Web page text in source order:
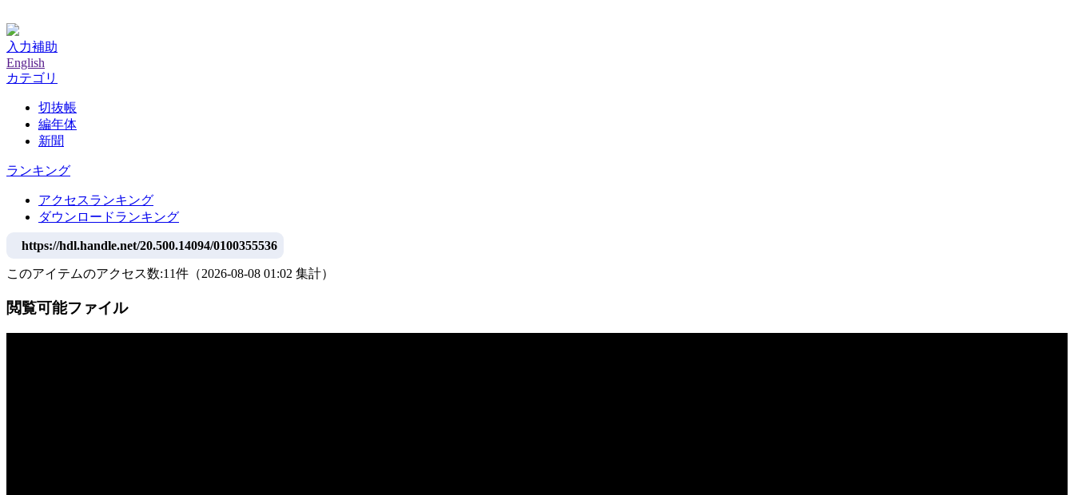
入力補助
English
カテゴリ
切抜帳
編年体
新聞
ランキング
アクセスランキング
ダウンロードランキング
https://hdl.handle.net/20.500.14094/0100355536
このアイテムのアクセス数:11件 （2026-08-08 01:02 集計）
閲覧可能ファイル